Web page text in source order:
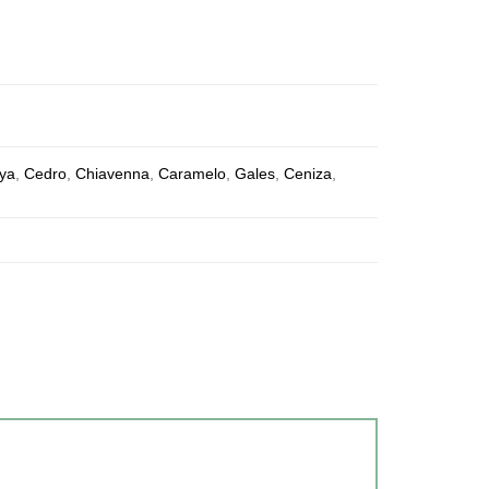
,Cedro ,Chiavenna ,Caramelo ,Gales ,Ceniza